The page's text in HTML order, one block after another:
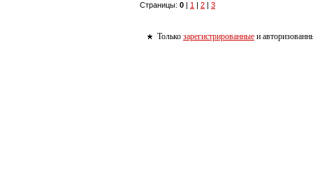
Страницы: 0 | 1 | 2 | 3
Только зарегистрированные и